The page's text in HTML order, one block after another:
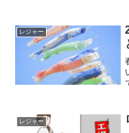
レジャー
レジャー